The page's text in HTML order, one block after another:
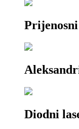
Diodni